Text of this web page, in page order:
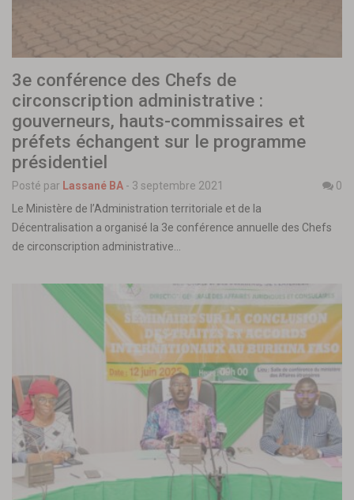
3e conférence des Chefs de
circonscription administrative :
gouverneurs, hauts-commissaires et
préfets échangent sur le programme
présidentiel
Posté par Lassané BA - 3 septembre 2021
0
Le Ministère de l’Administration territoriale et de la
Décentralisation a organisé la 3e conférence annuelle des Chefs
de circonscription administrative…